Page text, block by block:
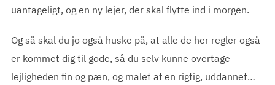
uantageligt, og en ny lejer, der skal flytte ind i morgen.
Og så skal du jo også huske på, at alle de her regler også
er kommet dig til gode, så du selv kunne overtage
lejligheden fin og pæn, og malet af en rigtig, uddannet…